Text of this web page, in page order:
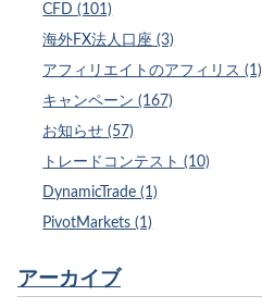
CFD (101)
海外FX法人口座 (3)
アフィリエイトのアフィリス (1)
キャンペーン (167)
お知らせ (57)
トレードコンテスト (10)
DynamicTrade (1)
PivotMarkets (1)
アーカイブ